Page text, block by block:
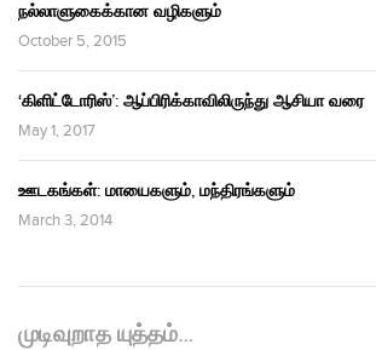
நல்லாளுகைக்கான வழிகளும்
October 5, 2015
‘கிளிட்டோரிஸ்’: ஆப்பிரிக்காவிலிருந்து ஆசியா வரை
May 1, 2017
ஊடகங்கள்: மாயைகளும், மந்திரங்களும்
March 3, 2014
முடிவுறாத யுத்தம்…